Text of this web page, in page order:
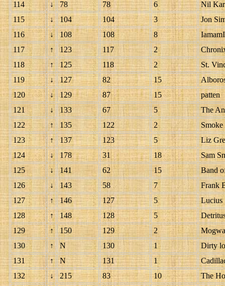
114 ↓ 78 78 6
Nil
115
↓ 104 104 3
Jon
116
↓ 108 108 8
117
↑ 123 117 2
118
↑ 125 118 2
St.
119
↓ 127 82 15
120
↓ 129 87 15
patten
121
↓ 133 67 5
The
122
↑ 135 122 2
123
↑ 137 123 5
Liz
124
↓ 178 31 18
Sam
125
↓ 141 62 15
Band
126
↓ 143 58 7
Frank
127
↑ 146 127 5
Lucius
128
↑ 148 128 5
129
↑ 150 129 2
130
↑ N 130 1
Dirty
131
↑ N 131 1
132
↓ 215 83 10
The